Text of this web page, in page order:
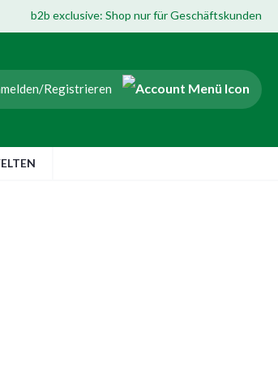
b2b exclusive: Shop nur für Geschäftskunden
Registrieren